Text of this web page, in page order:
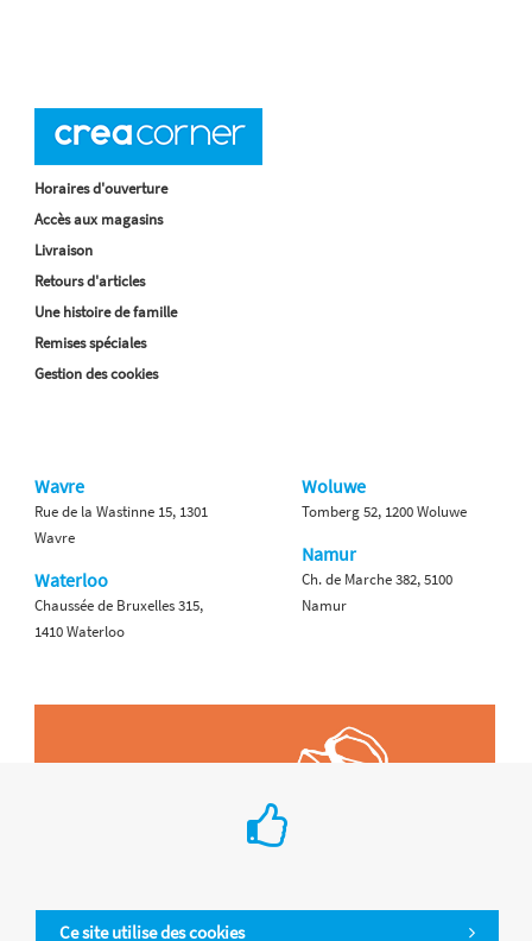
Ce site utilise des cookies
Horaires d'ouverture
Accès aux magasins
Livraison
Retours d'articles
Une histoire de famille
Remises spéciales
Gestion des cookies
Wavre
Rue de la Wastinne 15, 1301
Wavre
Waterloo
Chaussée de Bruxelles 315,
1410 Waterloo
Woluwe
Tomberg 52, 1200 Woluwe
Namur
Ch. de Marche 382, 5100
Namur